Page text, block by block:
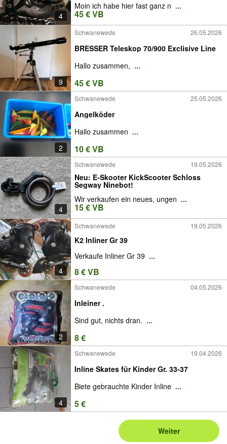
4
Moin ich habe hier fast ganz n ...
45 € VB
9
Schwanewede 26.05.2026
BRESSER Teleskop 70/900 Exclisive Line
Hallo zusammen, ...
45 € VB
2
Schwanewede 25.05.2026
Angelköder
Hallo zusammen ...
10 € VB
4
Schwanewede 19.05.2026
Neu: E-Skooter KickScooter Schloss
Segway Ninebot!
Wir verkaufen ein neues, ungen ...
15 € VB
4
Schwanewede 19.05.2026
K2 Inliner Gr 39
Verkaufe Inliner Gr 39 ...
8 € VB
2
Schwanewede 04.05.2026
Inleiner .
Sind gut, nichts dran. ...
8 €
4
Schwanewede 19.04.2026
Inline Skates für Kinder Gr. 33-37
Biete gebrauchte Kinder Inline ...
5 €
Weiter